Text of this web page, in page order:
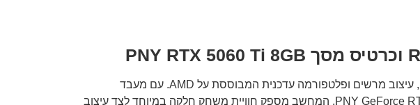
נבנה עבור גיימרים המחפשים שילוב בין ביצועים גבוהים, עיצוב מרשים ופלטפורמה עדכנית המבוססת על AMD. עם מעבד
ה־Ryzen 7 7800X3D המוביל לגיימינג, זיכרון DDR5 בנפח 32GB וכרטיס המסך PNY GeForce RTX 5060 Ti OC, המחשב מספק חוויית משחק חלקה במיוחד לצד עיצוב